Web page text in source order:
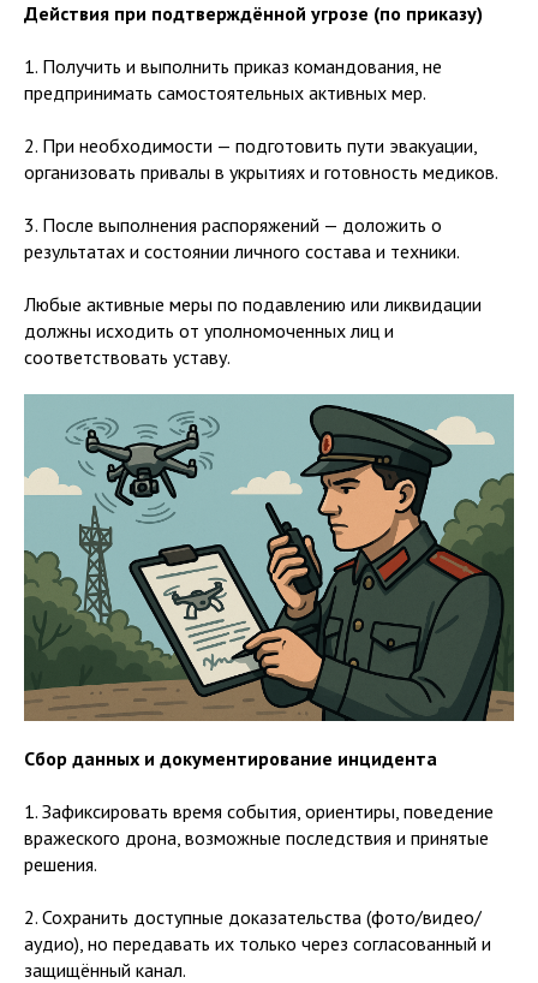
Действия при подтверждённой угрозе (по приказу)
1. Получить и выполнить приказ командования, не
предпринимать самостоятельных активных мер.
2. При необходимости — подготовить пути эвакуации,
организовать привалы в укрытиях и готовность медиков.
3. После выполнения распоряжений — доложить о
результатах и состоянии личного состава и техники.
Любые активные меры по подавлению или ликвидации
должны исходить от уполномоченных лиц и
соответствовать уставу.
Сбор данных и документирование инцидента
1. Зафиксировать время события, ориентиры, поведение
вражеского дрона, возможные последствия и принятые
решения.
2. Сохранить доступные доказательства (фото/видео/
аудио), но передавать их только через согласованный и
защищённый канал.